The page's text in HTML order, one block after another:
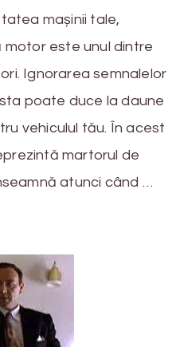
mașinii tale,
este unul dintre
Ignorarea semnalelor
poate duce la daune
vehiculul tău. În acest
martorul de
atunci când …